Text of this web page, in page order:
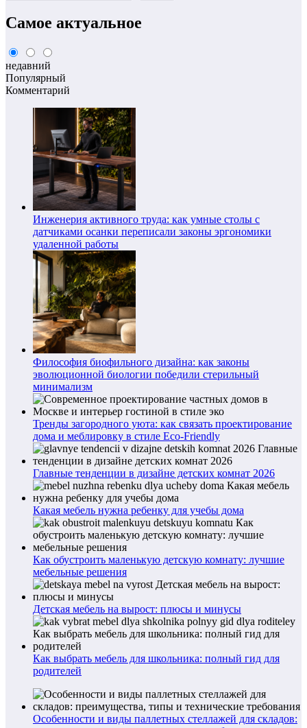
Самое актуальное
недавний
Популярный
Комментарий
Инженерия активного труда: как умные столы с
датчиками осанки переписали законы эргономики
удаленной работы
Философия биофильного дизайна: как законы
эволюционной биологии победили стерильный
минимализм
Тренды загородного уюта: как связать проектирование
дома и меблировку в стиле Eco-Friendly
Главные тенденции в дизайне детских комнат 2026
Какая мебель нужна ребенку для учебы дома
Как обустроить маленькую детскую комнату: лучшие
мебельные решения
Детская мебель на вырост: плюсы и минусы
Как выбрать мебель для школьника: полный гид для
родителей
Особенности и виды паллетных стеллажей для складов: